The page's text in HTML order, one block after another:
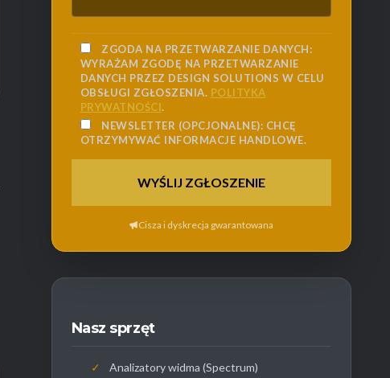
ZGODA NA PRZETWARZANIE DANYCH:
WYRAŻAM ZGODĘ NA PRZETWARZANIE
DANYCH PRZEZ DESIGN SOLUTIONS W CELU
OBSŁUGI ZGŁOSZENIA. POLITYKA
PRYWATNOŚCI.
NEWSLETTER (OPCJONALNE): CHCĘ
OTRZYMYWAĆ INFORMACJE HANDLOWE.
Cisza i dyskrecja gwarantowana
Nasz sprzęt
✓
Analizatory widma (Spectrum)